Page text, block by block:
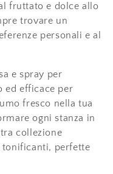
fruttato e dolce allo
trovare un
personali e al
e spray per
ed efficace per
fresco nella tua
ogni stanza in
collezione
tonificanti, perfette